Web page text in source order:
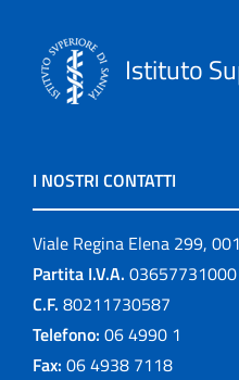
Istituto
I NOSTRI CONTATTI
Viale Regina Elena 299,
Partita I.V.A. 03657731000
C.F. 80211730587
Telefono: 06 4990 1
Fax: 06 4938 7118